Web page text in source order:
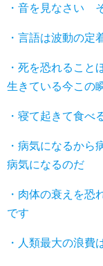
・音を見なさい
・言語は波動の定
・死を恐れるこ
生きている今この
・寝て起きて食
・病気になるか
病気になるのだ
・肉体の衰えを
です
・人類最大の浪費